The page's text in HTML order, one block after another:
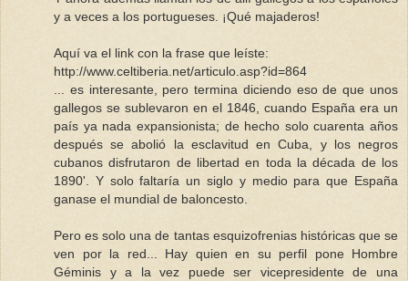
y a veces a los portugueses. ¡Qué majaderos!
Aquí va el link con la frase que leíste:
http://www.celtiberia.net/articulo.asp?id=864
... es interesante, pero termina diciendo eso de que unos
gallegos se sublevaron en el 1846, cuando España era un
país ya nada expansionista; de hecho solo cuarenta años
después se abolió la esclavitud en Cuba, y los negros
cubanos disfrutaron de libertad en toda la década de los
1890'. Y solo faltaría un siglo y medio para que España
ganase el mundial de baloncesto.
Pero es solo una de tantas esquizofrenias históricas que se
ven por la red... Hay quien en su perfil pone Hombre
Géminis y a la vez puede ser vicepresidente de una